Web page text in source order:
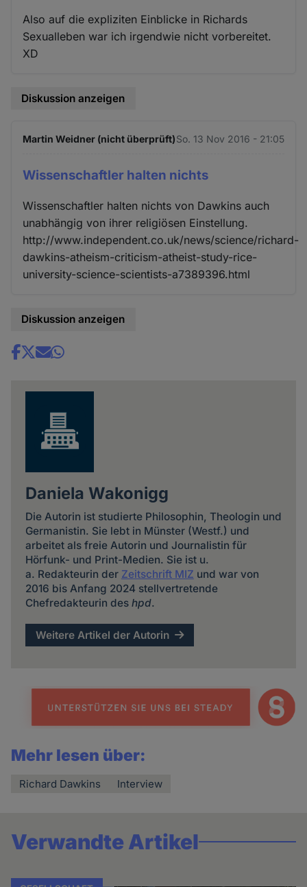
Also auf die expliziten Einblicke in Richards
Sexualleben war ich irgendwie nicht vorbereitet.
XD
Diskussion anzeigen
Martin Weidner (nicht überprüft)So. 13 Nov 2016 - 21:05
Wissenschaftler halten nichts
Wissenschaftler halten nichts von Dawkins auch
unabhängig von ihrer religiösen Einstellung.
http://www.independent.co.uk/news/science/richard-
dawkins-atheism-criticism-atheist-study-rice-
university-science-scientists-a7389396.html
Diskussion anzeigen
Share
Daniela Wakonigg
Die Autorin ist studierte Philosophin, Theologin und
Germanistin. Sie lebt in Münster (Westf.) und
arbeitet als freie Autorin und Journalistin für
Hörfunk- und Print-Medien. Sie ist u.
a. Redakteurin der Zeitschrift MIZ und war von
2016 bis Anfang 2024 stellvertretende
Chefredakteurin des hpd.
Weitere Artikel der Autorin
Mehr lesen über:
Richard Dawkins Interview
Verwandte Artikel